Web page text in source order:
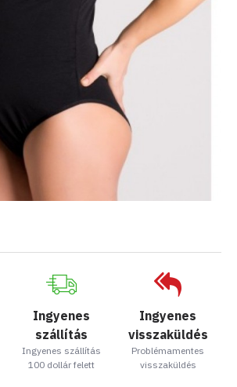
Ingyenes
szállítás
Ingyenes szállítás
100 dollár felett
Ingyenes
visszaküldés
Problémamentes
visszaküldés